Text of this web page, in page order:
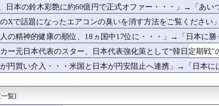
国人に対してフレンドリーでないイメージを避けたい」 ...
した日本人の手口に海外びっくり仰天！（海外の反応）
かりアニメ化してて心配になる…」
落で失ったとんでもない規模の国民年金の金額がこちら…...
なドラッグストアがないので韓国が羨ましくて羨ましくて...
の新監督、名前がずるい」
参加反対を表明した女子バスケ選手に嫌がらせ続出…試合...
て画面が真っ白に「ロケット、大丈夫なの……？」【海外...
を好きになった。でも科学は爆発しなきゃダメって刷り込...
日本の鈴木彩艶に約60億円で正式オファー・・・」→「あい
は思わないけど、それでもやっぱり羨ましいね」
Xで話題になったエアコンの臭いを消す方法をご覧ください
の精神的健康の順位、18ヵ国中17位に・・・」→「日本に勝
ー元日本代表のスター、日本代表強化策として“韓日定期戦
やったらガチでボコられるだろうね 10年後にやらないか？
円買い介入・・・米国と日本が円安阻止へ連携」→「日本に
[一覧]